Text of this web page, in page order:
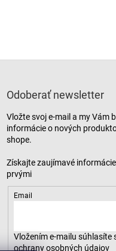
Odoberať newsletter
Vložte svoj e-mail a my Vám
informácie o nových
shope.
Email
Vložením e-mailu súhlasíte
ochrany osobných údajov